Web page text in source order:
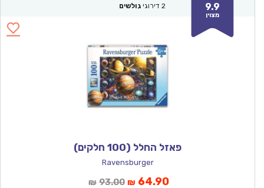
9.9
מצוין
2 דירוגי גולשים
פאזל החלל (100 חלקים)
Ravensburger
₪ 93.00המחיר
₪ 64.90המחיר